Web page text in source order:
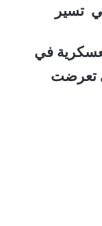
تسير
في
تعرضت